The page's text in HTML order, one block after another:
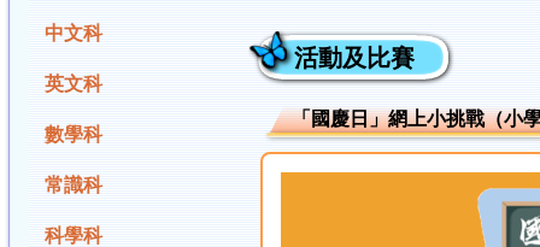
中文科
英文科
數學科
常識科
科學科
活動及比賽
「國慶日」網上小挑戰（小